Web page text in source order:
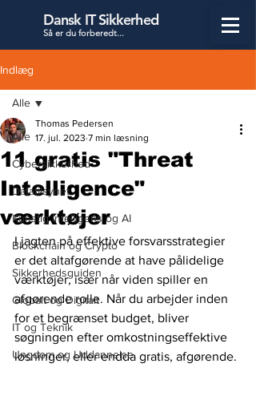
Dansk IT Sikkerhed
Så er du forberedt...
Indlæg
Alle
Cybersikkerhed
Datatilsynet
Kunstig Intelligens og AI
Blockchain og Crypto
Sikkerhedsguiden
Globalt og Digitalt
IT og Teknik
Ungdom og Uddannelse
Alle
11 gratis "Threat
Intelligence"
værktøjer
Thomas Pedersen
17. jul. 2023 7 min læsning
I jagten på effektive forsvarsstrategier
er det altafgørende at have pålidelige
værktøjer, især når viden spiller en
afgørende rolle. Når du arbejder inden
for et begrænset budget, bliver
søgningen efter omkostningseffektive
løsninger, eller endda gratis, afgørende.